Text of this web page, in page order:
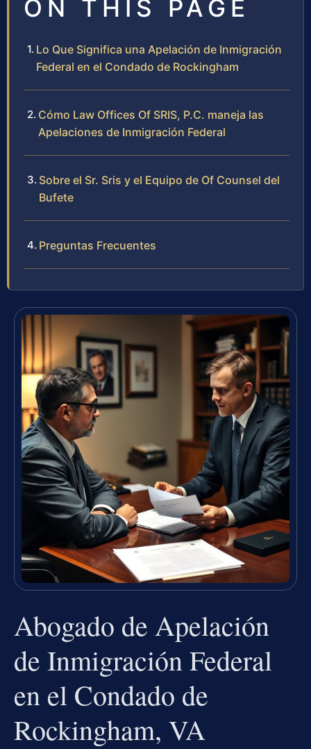
ON THIS PAGE
Lo Que Significa una Apelación de Inmigración
Federal en el Condado de Rockingham
Cómo Law Offices Of SRIS, P.C. maneja las
Apelaciones de Inmigración Federal
Sobre el Sr. Sris y el Equipo de Of Counsel del
Bufete
Preguntas Frecuentes
Abogado de Apelación
de Inmigración Federal
en el Condado de
Rockingham, VA